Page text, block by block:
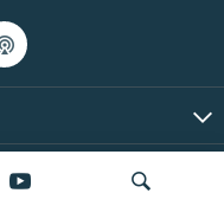
| Bütün hüquqlar qorunur